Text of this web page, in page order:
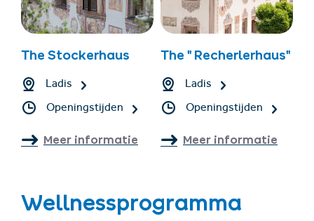
The Stockerhaus
Ladis
Openingstijden
Meer informatie
The " Recherlerhaus"
Ladis
Openingstijden
Meer informatie
Wellnessprogramma